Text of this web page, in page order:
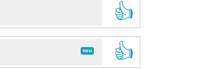
👍
neu
👍